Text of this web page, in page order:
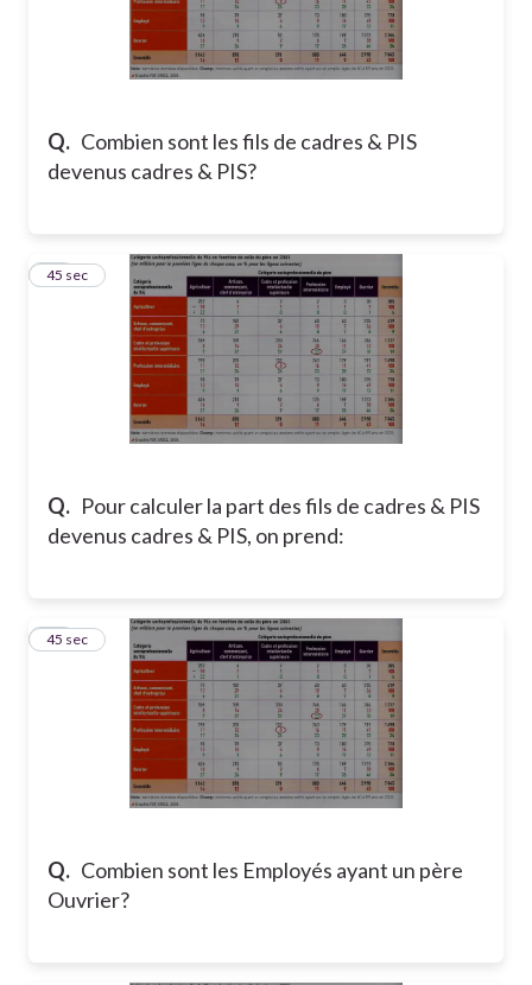
Q. Combien sont les fils de cadres & PIS
devenus cadres & PIS?
Q. Pour calculer la part des fils de cadres & PIS
devenus cadres & PIS, on prend:
21
45 sec
Q. Combien sont les Employés ayant un père
Ouvrier?
22
45 sec